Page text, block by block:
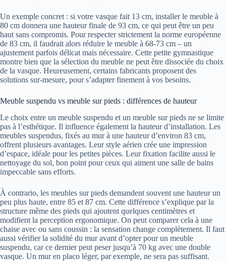
Un exemple concret : si votre vasque fait 13 cm, installer le meuble à
80 cm donnera une hauteur finale de 93 cm, ce qui peut être un peu
haut sans compromis. Pour respecter strictement la norme européenne
de 83 cm, il faudrait alors réduire le meuble à 68-73 cm – un
ajustement parfois délicat mais nécessaire. Cette petite gymnastique
montre bien que la sélection du meuble ne peut être dissociée du choix
de la vasque. Heureusement, certains fabricants proposent des
solutions sur-mesure, pour s’adapter finement à vos besoins.
Meuble suspendu vs meuble sur pieds : différences de hauteur
Le choix entre un meuble suspendu et un meuble sur pieds ne se limite
pas à l’esthétique. Il influence également la hauteur d’installation. Les
meubles suspendus, fixés au mur à une hauteur d’environ 83 cm,
offrent plusieurs avantages. Leur style aérien crée une impression
d’espace, idéale pour les petites pièces. Leur fixation facilite aussi le
nettoyage du sol, bon point pour ceux qui aiment une salle de bains
impeccable sans efforts.
À contrario, les meubles sur pieds demandent souvent une hauteur un
peu plus haute, entre 85 et 87 cm. Cette différence s’explique par la
structure même des pieds qui ajoutent quelques centimètres et
modifient la perception ergonomique. On peut comparer cela à une
chaise avec ou sans coussin : la sensation change complètement. Il faut
aussi vérifier la solidité du mur avant d’opter pour un meuble
suspendu, car ce dernier peut peser jusqu’à 70 kg avec une double
vasque. Un mur en placo léger, par exemple, ne sera pas suffisant.